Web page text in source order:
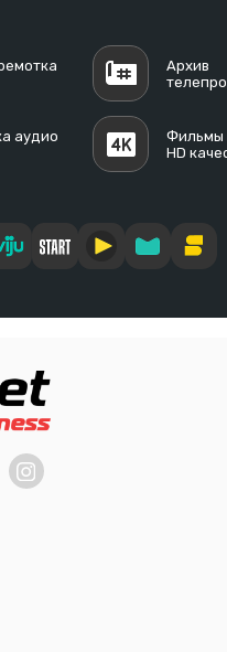
Архив
аудио
Фильмы
HD